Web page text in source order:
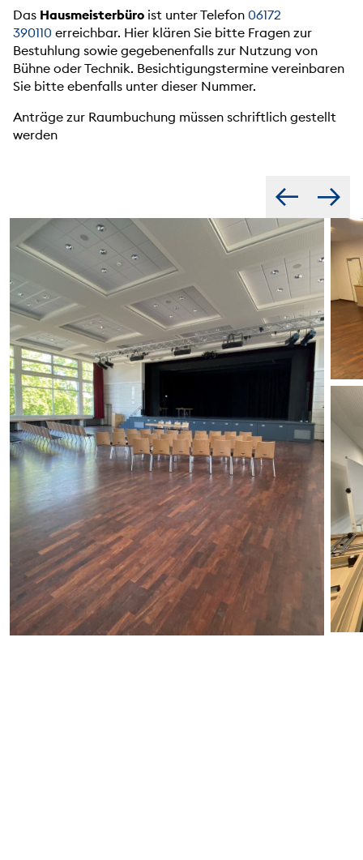
Das Hausmeisterbüro ist unter Telefon 06172
390110 erreichbar. Hier klären Sie bitte Fragen zur
Bestuhlung sowie gegebenenfalls zur Nutzung von
Bühne oder Technik. Besichtigungstermine vereinbaren
Sie bitte ebenfalls unter dieser Nummer.
Anträge zur Raumbuchung müssen schriftlich gestellt
werden